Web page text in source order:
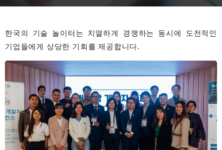
한국의 기술 놀이터는 치열하게 경쟁하는 동시에 도전적인
기업들에게 상당한 기회를 제공합니다.